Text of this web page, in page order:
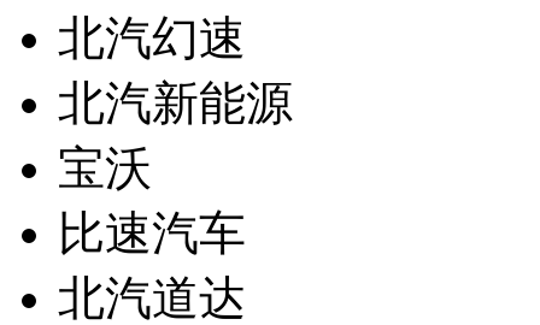
北汽幻速
北汽新能源
宝沃
比速汽车
北汽道达